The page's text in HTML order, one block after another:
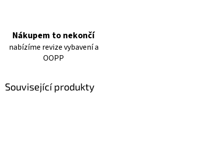
Nákupem to nekončí
nabízíme revize vybavení a
OOPP
Související produkty